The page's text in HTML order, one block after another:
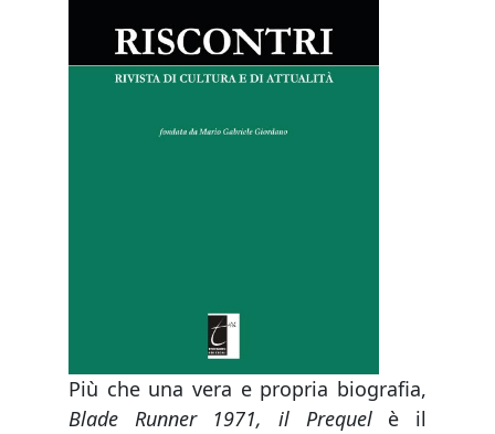
Più che una vera e propria biografia,
Blade Runner 1971, il Prequelè il